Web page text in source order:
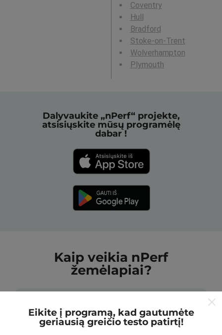
Coventry
Hull
Bradford
Stoke-on-Trent
Wolverhampton
Plymouth
Dalyvaukite „nPerf“ projekte,
atsisiųskite mūsų programėlę
dabar !
Kaip veikia nPerf
žemėlapiai?
Eikite į programą, kad gautumėte
geriausią greičio testo patirtį!